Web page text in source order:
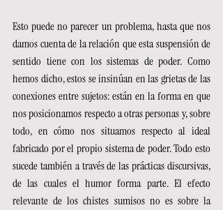
Esto puede no parecer un problema, hasta que nos
damos cuenta de la relación que esta suspensión de
sentido tiene con los sistemas de poder. Como
hemos dicho, estos se insinúan en las grietas de las
conexiones entre sujetos: están en la forma en que
nos posicionamos respecto a otras personas y, sobre
todo, en cómo nos situamos respecto al ideal
fabricado por el propio sistema de poder. Todo esto
sucede también a través de las prácticas discursivas,
de las cuales el humor forma parte. El efecto
relevante de los chistes sumisos no es sobre la